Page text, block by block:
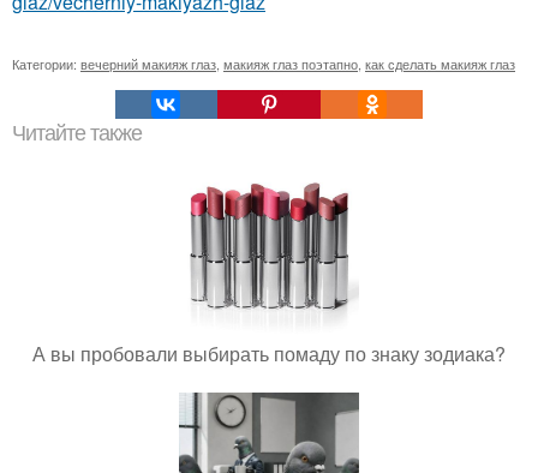
Категории: вечерний макияж глаз макияж глаз поэтапно как сделать макияж глаз
Читайте также
А вы пробовали выбирать помаду по знаку зодиака?